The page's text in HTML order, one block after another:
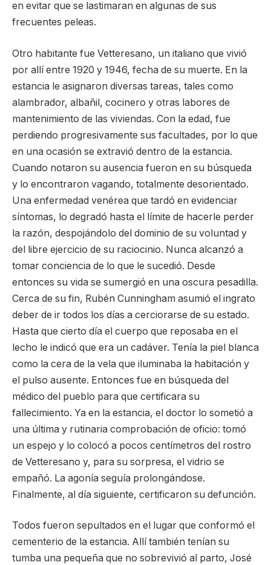
en evitar que se lastimaran en algunas de sus
frecuentes peleas.
Otro habitante fue Vetteresano, un italiano que vivió
por allí entre 1920 y 1946, fecha de su muerte. En la
estancia le asignaron diversas tareas, tales como
alambrador, albañil, cocinero y otras labores de
mantenimiento de las viviendas. Con la edad, fue
perdiendo progresivamente sus facultades, por lo que
en una ocasión se extravió dentro de la estancia.
Cuando notaron su ausencia fueron en su búsqueda
y lo encontraron vagando, totalmente desorientado.
Una enfermedad venérea que tardó en evidenciar
síntomas, lo degradó hasta el límite de hacerle perder
la razón, despojándolo del dominio de su voluntad y
del libre ejercicio de su raciocinio. Nunca alcanzó a
tomar conciencia de lo que le sucedió. Desde
entonces su vida se sumergió en una oscura pesadilla.
Cerca de su fin, Rubén Cunningham asumió el ingrato
deber de ir todos los días a cerciorarse de su estado.
Hasta que cierto día el cuerpo que reposaba en el
lecho le indicó que era un cadáver. Tenía la piel blanca
como la cera de la vela que iluminaba la habitación y
el pulso ausente. Entonces fue en búsqueda del
médico del pueblo para que certificara su
fallecimiento. Ya en la estancia, el doctor lo sometió a
una última y rutinaria comprobación de oficio: tomó
un espejo y lo colocó a pocos centímetros del rostro
de Vetteresano y, para su sorpresa, el vidrio se
empañó. La agonía seguía prolongándose.
Finalmente, al día siguiente, certificaron su defunción.
Todos fueron sepultados en el lugar que conformó el
cementerio de la estancia. Allí también tenían su
tumba una pequeña que no sobrevivió al parto, José